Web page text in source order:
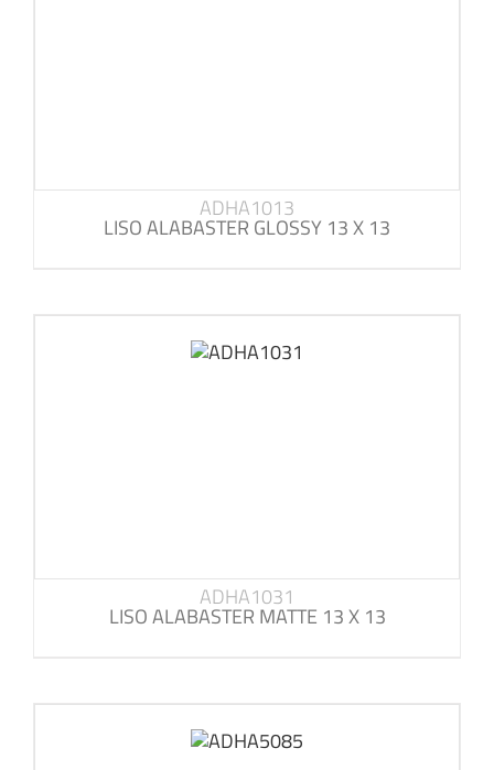
ADHA1013
LISO ALABASTER GLOSSY 13 X 13
ADHA1031
LISO ALABASTER MATTE 13 X 13